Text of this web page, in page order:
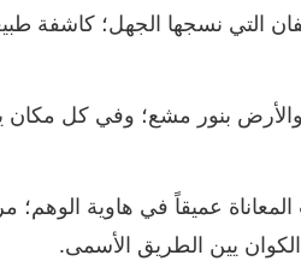
التي نسجها الجهل؛ كاشفة
بنور مشع؛ وفي كل مكان
عميقاً في هاوية الوهم؛
يين الطريق الأسمى.